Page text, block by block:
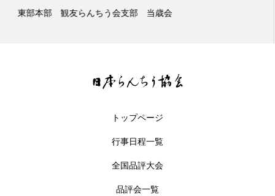
東部本部 観友らんちう会支部 二歳会
トップページ
行事日程一覧
全国品評大会
品評会一覧